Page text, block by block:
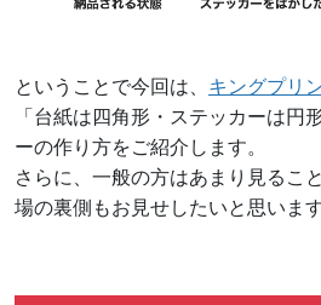
ということで今回は、 キングプリ
「台紙は四角形・ステッカーは円
ーの作り方をご紹介します。
さらに、一般の方はあまり見るこ
場の裏側もお見せしたいと思いま